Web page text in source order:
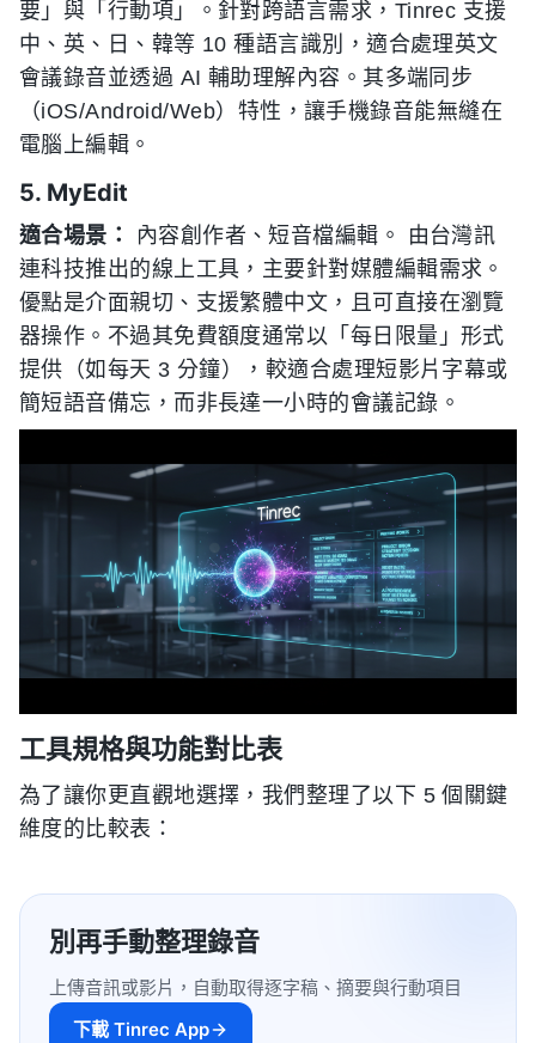
要」與「行動項」。針對跨語言需求，Tinrec 支援
中、英、日、韓等 10 種語言識別，適合處理英文
會議錄音並透過 AI 輔助理解內容。其多端同步
（iOS/Android/Web）特性，讓手機錄音能無縫在
電腦上編輯。
5. MyEdit
適合場景：
內容創作者、短音檔編輯。 由台灣訊
連科技推出的線上工具，主要針對媒體編輯需求。
優點是介面親切、支援繁體中文，且可直接在瀏覽
器操作。不過其免費額度通常以「每日限量」形式
提供（如每天 3 分鐘），較適合處理短影片字幕或
簡短語音備忘，而非長達一小時的會議記錄。
工具規格與功能對比表
為了讓你更直觀地選擇，我們整理了以下 5 個關鍵
維度的比較表：
別再手動整理錄音
上傳音訊或影片，自動取得逐字稿、摘要與行動項目
下載 Tinrec App